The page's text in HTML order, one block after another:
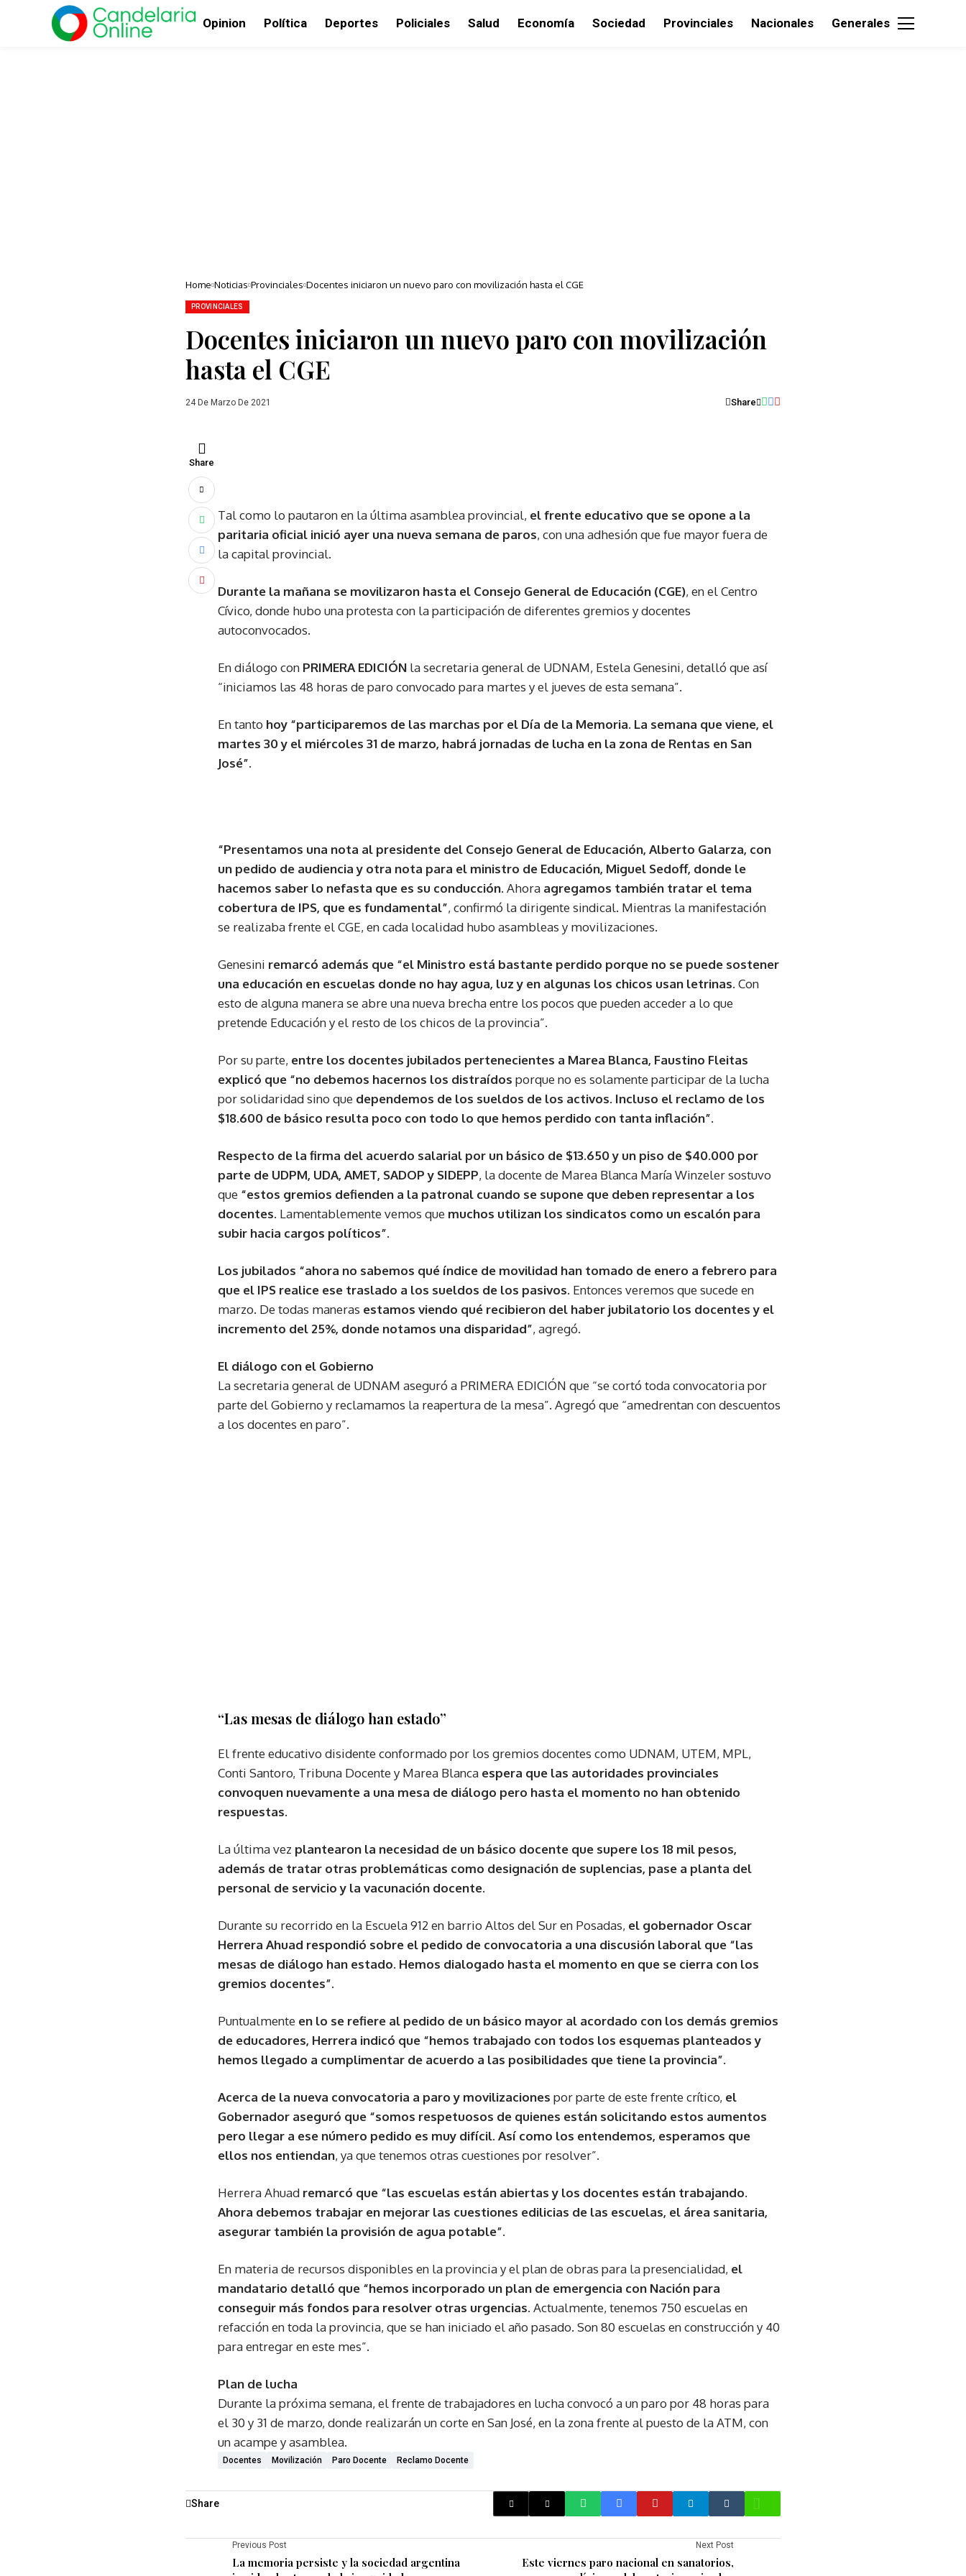
Opinion Política Deportes Policiales Salud Economía Sociedad Provinciales Nacionales Generales
Home Noticias Provinciales Docentes iniciaron un nuevo paro con movilización hasta el CGE
PROVINCIALES
Docentes iniciaron un nuevo paro con movilización
hasta el CGE
24 De Marzo De 2021 Share
Share
Tal como lo pautaron en la última asamblea provincial, el frente educativo que se opone a la
paritaria oficial inició ayer una nueva semana de paros, con una adhesión que fue mayor fuera de
la capital provincial.
Durante la mañana se movilizaron hasta el Consejo General de Educación (CGE), en el Centro
Cívico, donde hubo una protesta con la participación de diferentes gremios y docentes
autoconvocados.
En diálogo con PRIMERA EDICIÓN la secretaria general de UDNAM, Estela Genesini, detalló que así
“iniciamos las 48 horas de paro convocado para martes y el jueves de esta semana”.
En tanto hoy “participaremos de las marchas por el Día de la Memoria. La semana que viene, el
martes 30 y el miércoles 31 de marzo, habrá jornadas de lucha en la zona de Rentas en San
José”.
“Presentamos una nota al presidente del Consejo General de Educación, Alberto Galarza, con
un pedido de audiencia y otra nota para el ministro de Educación, Miguel Sedoff, donde le
hacemos saber lo nefasta que es su conducción. Ahora agregamos también tratar el tema
cobertura de IPS, que es fundamental”, confirmó la dirigente sindical. Mientras la manifestación
se realizaba frente el CGE, en cada localidad hubo asambleas y movilizaciones.
Genesini remarcó además que “el Ministro está bastante perdido porque no se puede sostener
una educación en escuelas donde no hay agua, luz y en algunas los chicos usan letrinas. Con
esto de alguna manera se abre una nueva brecha entre los pocos que pueden acceder a lo que
pretende Educación y el resto de los chicos de la provincia”.
Por su parte, entre los docentes jubilados pertenecientes a Marea Blanca, Faustino Fleitas
explicó que “no debemos hacernos los distraídos porque no es solamente participar de la lucha
por solidaridad sino que dependemos de los sueldos de los activos. Incluso el reclamo de los
$18.600 de básico resulta poco con todo lo que hemos perdido con tanta inflación”.
Respecto de la firma del acuerdo salarial por un básico de $13.650 y un piso de $40.000 por
parte de UDPM, UDA, AMET, SADOP y SIDEPP, la docente de Marea Blanca María Winzeler sostuvo
que “estos gremios defienden a la patronal cuando se supone que deben representar a los
docentes. Lamentablemente vemos que muchos utilizan los sindicatos como un escalón para
subir hacia cargos políticos”.
Los jubilados “ahora no sabemos qué índice de movilidad han tomado de enero a febrero para
que el IPS realice ese traslado a los sueldos de los pasivos. Entonces veremos que sucede en
marzo. De todas maneras estamos viendo qué recibieron del haber jubilatorio los docentes y el
incremento del 25%, donde notamos una disparidad”, agregó.
El diálogo con el Gobierno
La secretaria general de UDNAM aseguró a PRIMERA EDICIÓN que “se cortó toda convocatoria por
parte del Gobierno y reclamamos la reapertura de la mesa”. Agregó que “amedrentan con descuentos
a los docentes en paro”.
“Las mesas de diálogo han estado”
El frente educativo disidente conformado por los gremios docentes como UDNAM, UTEM, MPL,
Conti Santoro, Tribuna Docente y Marea Blanca espera que las autoridades provinciales
convoquen nuevamente a una mesa de diálogo pero hasta el momento no han obtenido
respuestas.
La última vez plantearon la necesidad de un básico docente que supere los 18 mil pesos,
además de tratar otras problemáticas como designación de suplencias, pase a planta del
personal de servicio y la vacunación docente.
Durante su recorrido en la Escuela 912 en barrio Altos del Sur en Posadas, el gobernador Oscar
Herrera Ahuad respondió sobre el pedido de convocatoria a una discusión laboral que “las
mesas de diálogo han estado. Hemos dialogado hasta el momento en que se cierra con los
gremios docentes”.
Puntualmente en lo se refiere al pedido de un básico mayor al acordado con los demás gremios
de educadores, Herrera indicó que “hemos trabajado con todos los esquemas planteados y
hemos llegado a cumplimentar de acuerdo a las posibilidades que tiene la provincia”.
Acerca de la nueva convocatoria a paro y movilizaciones por parte de este frente crítico, el
Gobernador aseguró que “somos respetuosos de quienes están solicitando estos aumentos
pero llegar a ese número pedido es muy difícil. Así como los entendemos, esperamos que
ellos nos entiendan, ya que tenemos otras cuestiones por resolver”.
Herrera Ahuad remarcó que “las escuelas están abiertas y los docentes están trabajando.
Ahora debemos trabajar en mejorar las cuestiones edilicias de las escuelas, el área sanitaria,
asegurar también la provisión de agua potable”.
En materia de recursos disponibles en la provincia y el plan de obras para la presencialidad, el
mandatario detalló que “hemos incorporado un plan de emergencia con Nación para
conseguir más fondos para resolver otras urgencias. Actualmente, tenemos 750 escuelas en
refacción en toda la provincia, que se han iniciado el año pasado. Son 80 escuelas en construcción y 40
para entregar en este mes”.
Plan de lucha
Durante la próxima semana, el frente de trabajadores en lucha convocó a un paro por 48 horas para
el 30 y 31 de marzo, donde realizarán un corte en San José, en la zona frente al puesto de la ATM, con
un acampe y asamblea.
Docentes Movilización Paro Docente Reclamo Docente
Share
Previous Post
La memoria persiste y la sociedad argentina
Next Post
Este viernes paro nacional en sanatorios,